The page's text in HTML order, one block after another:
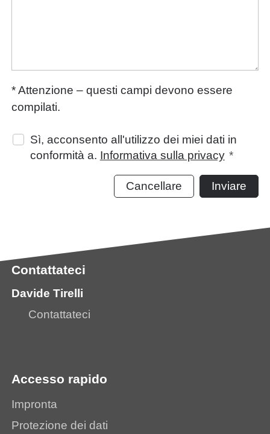
* Attenzione – questi campi devono essere
compilati.
Sì, acconsento all'utilizzo dei miei dati in
conformità a. Informativa sulla privacy *
Cancellare Inviare
Contattateci
Davide Tirelli
Contattateci
Accesso rapido
Impronta
Protezione dei dati